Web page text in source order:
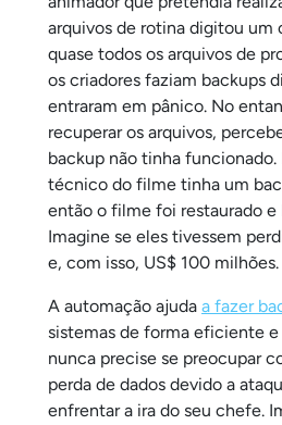
arquivos de rotina digitou um
quase todos os arquivos de
os criadores faziam backups
entraram em pânico. No
recuperar os arquivos,
backup não tinha
técnico do filme tinha um
então o filme foi restaurado e
Imagine se eles tivessem
e, com isso, US$ 100 milhões.
A automação ajuda a fazer
sistemas de forma eficiente
nunca precise se preocupar
perda de dados devido a
enfrentar a ira do seu chefe.